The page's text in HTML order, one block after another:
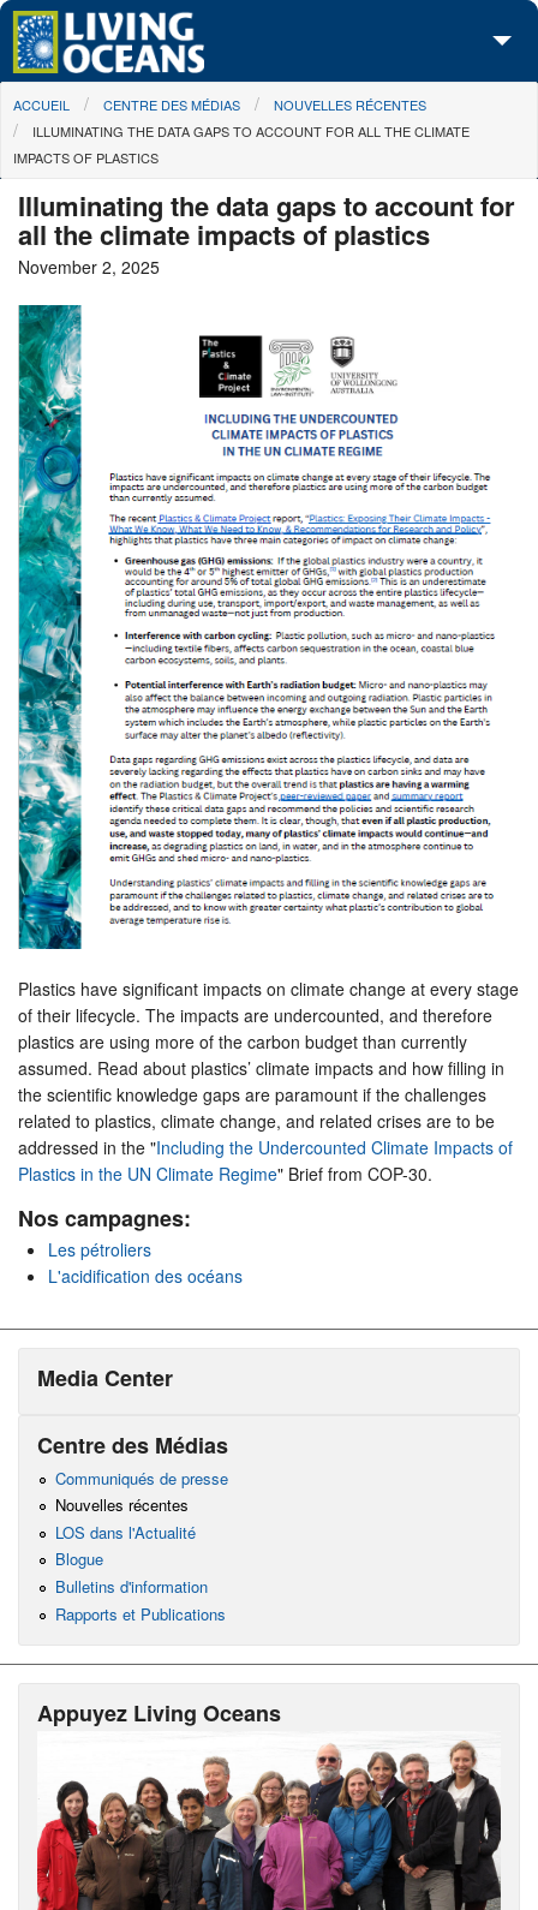
Skip to main content
À propos de nous
Nos campagnes
Centre des Médias
Les Cartes
Passez à l'action
You are here
ACCUEIL CENTRE DES MÉDIAS
NOUVELLES RÉCENTES
ILLUMINATING THE DATA GAPS TO ACCOUNT FOR ALL THE CLIMATE
IMPACTS OF PLASTICS
Illuminating the data gaps to account for
all the climate impacts of plastics
November 2, 2025
Plastics have significant impacts on climate change at every stage
of their lifecycle. The impacts are undercounted, and therefore
plastics are using more of the carbon budget than currently
assumed. Read about plastics’ climate impacts and how filling in
the scientific knowledge gaps are paramount if the challenges
related to plastics, climate change, and related crises are to be
addressed in the "Including the Undercounted Climate Impacts of
Plastics in the UN Climate Regime" Brief from COP-30.
Nos campagnes:
Les pétroliers
L'acidification des océans
Media Center
Centre des Médias
Communiqués de presse
Nouvelles récentes
LOS dans l'Actualité
Blogue
Bulletins d'information
Rapports et Publications
Appuyez Living Oceans